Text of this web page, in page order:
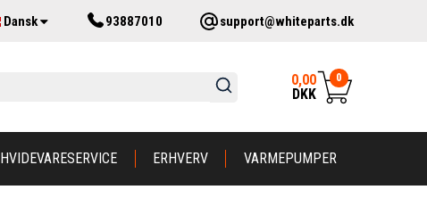
Dansk 93887010 support@whiteparts.dk
0,00
DKK
0
HVIDEVARESERVICE ERHVERV VARMEPUMPER